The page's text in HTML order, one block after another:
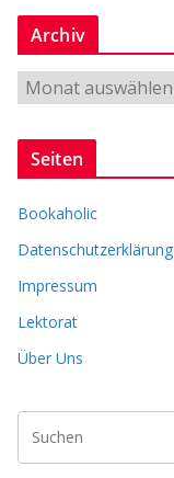
n
e
Archiv
c
v
Seiten
Bookaholic
Datenschutzerklärung
Impressum
Lektorat
Über Uns